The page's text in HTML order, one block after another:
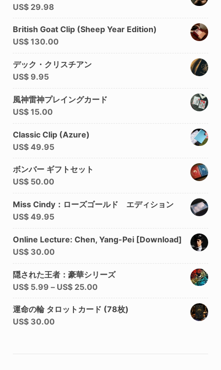
US$29.98
British Goat Clip (Sheep Year Edition)
US$130.00
デック・クリスチアン
US$9.95
風神雷神プレイングカード
US$15.00
Classic Clip (Azure)
US$49.95
ボンバー ギフトセット
US$50.00
Miss Cindy：ローズゴールド エディション
US$49.95
Online Lecture: Chen, Yang-Pei [Download]
US$30.00
隠された王者：豪華シリーズ
US$5.99 – US$25.00
運命の輪 タロットカード (78枚)
US$30.00